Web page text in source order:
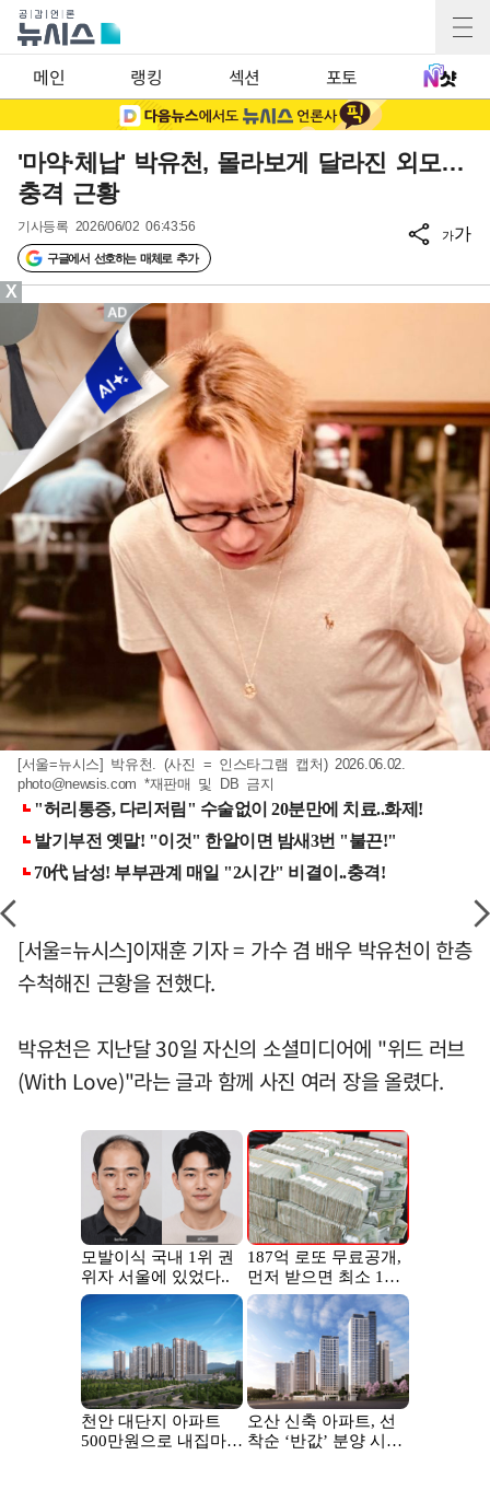
메인 랭킹 섹션 포토
'마약·체납' 박유천, 몰라보게 달라진 외모…
충격 근황
기사등록 2026/06/02 06:43:56
구글에서 선호하는 매체로 추가
가가
[서울=뉴시스] 박유천. (사진 = 인스타그램 캡처) 2026.06.02.
photo@newsis.com *재판매 및 DB 금지
[서울=뉴시스]이재훈 기자 = 가수 겸 배우 박유천이 한층
수척해진 근황을 전했다.
박유천은 지난달 30일 자신의 소셜미디어에 "위드 러브
(With Love)"라는 글과 함께 사진 여러 장을 올렸다.
X